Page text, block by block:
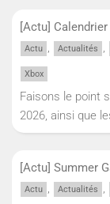
[Actu]
Actu , Actualités ,
Xbox
Faisons le point
2026, ainsi que
[Actu] Summer
Actu , Actualités ,